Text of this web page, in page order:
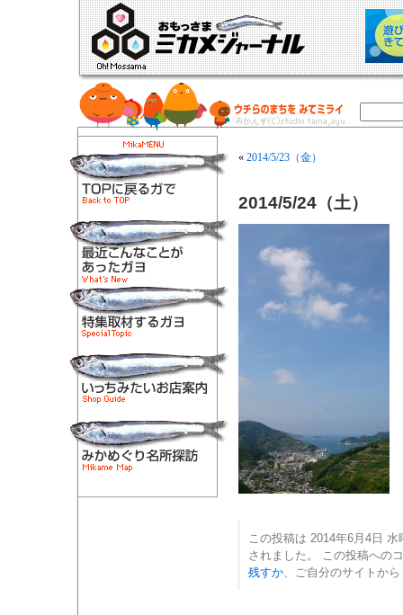
« 2014/5/23（金）
2014/5/24（土）
この投稿は 2014年6月4日
されました。 この投稿への
残すか、ご自分のサイトから